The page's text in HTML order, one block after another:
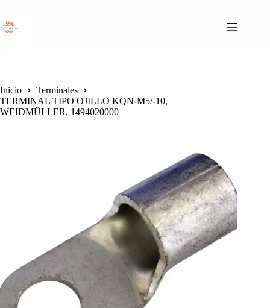
contenido
Inicio
Terminales
TERMINAL TIPO OJILLO KQN-M5/-10,
WEIDMÜLLER, 1494020000